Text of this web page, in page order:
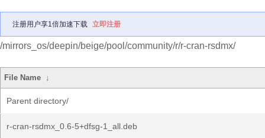
注册用户享1倍加速下载 立即注册
/mirrors_os/deepin/beige/pool/community/r/r-cran-rsdmx/
File Name ↓
Parent directory/
r-cran-rsdmx_0.6-5+dfsg-1_all.deb